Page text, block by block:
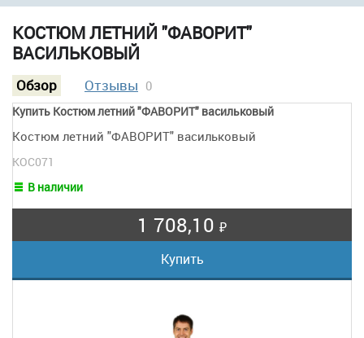
КОСТЮМ ЛЕТНИЙ "ФАВОРИТ"
ВАСИЛЬКОВЫЙ
Обзор Отзывы 0
Купить Костюм летний "ФАВОРИТ" васильковый
Костюм летний "ФАВОРИТ" васильковый
КОС071
В наличии
1 708,10 ₽